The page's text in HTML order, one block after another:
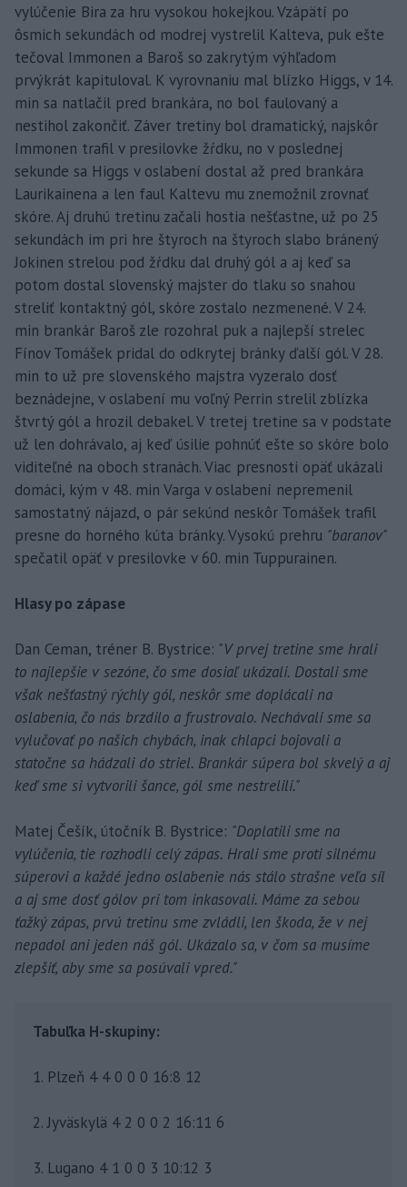
vylúčenie Bira za hru vysokou hokejkou. Vzápätí po
ôsmich sekundách od modrej vystrelil Kalteva, puk ešte
tečoval Immonen a Baroš so zakrytým výhľadom
prvýkrát kapituloval. K vyrovnaniu mal blízko Higgs, v 14.
min sa natlačil pred brankára, no bol faulovaný a
nestihol zakončiť. Záver tretiny bol dramatický, najskôr
Immonen trafil v presilovke žŕdku, no v poslednej
sekunde sa Higgs v oslabení dostal až pred brankára
Laurikainena a len faul Kaltevu mu znemožnil zrovnať
skóre. Aj druhú tretinu začali hostia nešťastne, už po 25
sekundách im pri hre štyroch na štyroch slabo bránený
Jokinen strelou pod žŕdku dal druhý gól a aj keď sa
potom dostal slovenský majster do tlaku so snahou
streliť kontaktný gól, skóre zostalo nezmenené. V 24.
min brankár Baroš zle rozohral puk a najlepší strelec
Fínov Tomášek pridal do odkrytej bránky ďalší gól. V 28.
min to už pre slovenského majstra vyzeralo dosť
beznádejne, v oslabení mu voľný Perrin strelil zblízka
štvrtý gól a hrozil debakel. V tretej tretine sa v podstate
už len dohrávalo, aj keď úsilie pohnúť ešte so skóre bolo
viditeľné na oboch stranách. Viac presnosti opäť ukázali
domáci, kým v 48. min Varga v oslabení nepremenil
samostatný nájazd, o pár sekúnd neskôr Tomášek trafil
presne do horného kúta bránky. Vysokú prehru "baranov"
spečatil opäť v presilovke v 60. min Tuppurainen.
Hlasy po zápase
Dan Ceman, tréner B. Bystrice: "V prvej tretine sme hrali
to najlepšie v sezóne, čo sme dosiaľ ukázali. Dostali sme
však nešťastný rýchly gól, neskôr sme doplácali na
oslabenia, čo nás brzdilo a frustrovalo. Nechávali sme sa
vylučovať po našich chybách, inak chlapci bojovali a
statočne sa hádzali do striel. Brankár súpera bol skvelý a aj
keď sme si vytvorili šance, gól sme nestrelili."
Matej Češík, útočník B. Bystrice: "Doplatili sme na
vylúčenia, tie rozhodli celý zápas. Hrali sme proti silnému
súperovi a každé jedno oslabenie nás stálo strašne veľa síl
a aj sme dosť gólov pri tom inkasovali. Máme za sebou
ťažký zápas, prvú tretinu sme zvládli, len škoda, že v nej
nepadol ani jeden náš gól. Ukázalo sa, v čom sa musíme
zlepšiť, aby sme sa posúvali vpred."
Tabuľka H-skupiny:
1. Plzeň 4 4 0 0 0 16:8 12
2. Jyväskylä 4 2 0 0 2 16:11 6
3. Lugano 4 1 0 0 3 10:12 3